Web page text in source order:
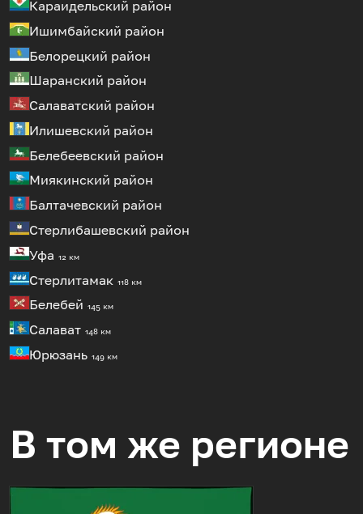
Караидельский район
Ишимбайский район
Белорецкий район
Шаранский район
Салаватский район
Илишевский район
Белебеевский район
Миякинский район
Балтачевский район
Стерлибашевский район
Уфа 12 км
Стерлитамак 118 км
Белебей 145 км
Салават 148 км
Юрюзань 149 км
В том же регионе